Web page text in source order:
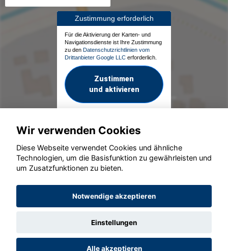
Zustimmung erforderlich
Für die Aktivierung der Karten- und
Navigationsdienste ist Ihre Zustimmung
zu den Datenschutzrichtlinien vom
Drittanbieter Google LLC erforderlich.
Zustimmen
und aktivieren
© konjunkturmotor.de GmbH 2020 - 2026
Wir verwenden Cookies
Diese Webseite verwendet Cookies und ähnliche
Technologien, um die Basisfunktion zu gewährleisten und
um Zusatzfunktionen zu bieten.
Notwendige akzeptieren
Einstellungen
Alle akzeptieren